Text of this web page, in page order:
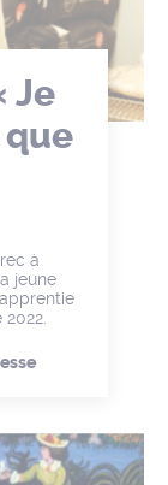
Je
à
jeune